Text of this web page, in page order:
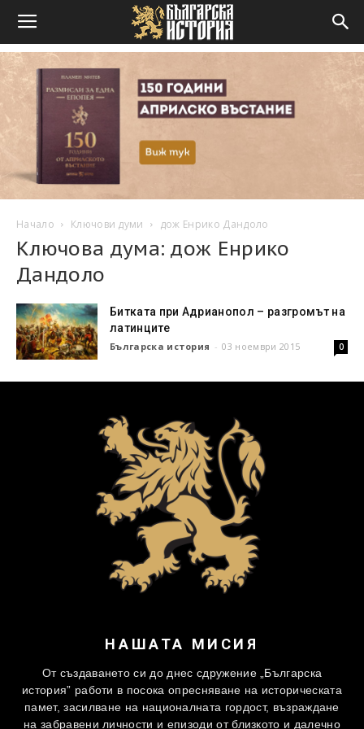
Начало Ключови думи дож Енрико Дандоло
Ключова дума: дож Енрико
Дандоло
Битката при Адрианопол – разгромът на
латинците
Българска история - 03 ноември 2015 0
НАШАТА МИСИЯ
От създаването си до днес сдружение „Българска
история” работи в посока опресняване на историческата
памет, засилване на националната гордост, възраждане
на забравени личности и епизоди от близкото и далечно